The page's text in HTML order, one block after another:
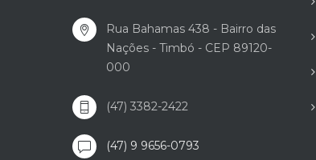
Rua Bahamas 438 - Bairro das
Nações - Timbó - CEP 89120-
000
(47) 3382-2422
(47) 9 9656-0793